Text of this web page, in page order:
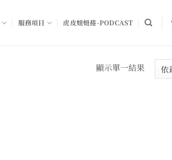
服務項目 虎皮妞妞捲-PODCAST
顯示單一結果